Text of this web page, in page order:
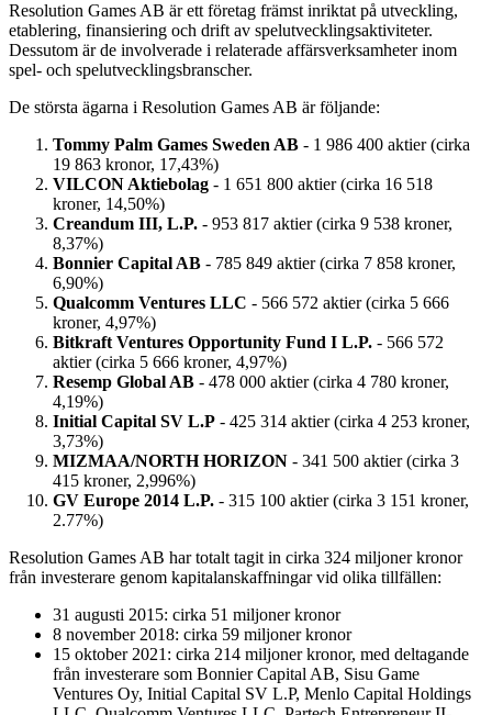
Resolution Games AB är ett företag främst inriktat på utveckling,
etablering, finansiering och drift av spelutvecklingsaktiviteter.
Dessutom är de involverade i relaterade affärsverksamheter inom
spel- och spelutvecklingsbranscher.
De största ägarna i Resolution Games AB är följande:
Tommy Palm Games Sweden AB - 1 986 400 aktier (cirka
19 863 kronor, 17,43%)
VILCON Aktiebolag - 1 651 800 aktier (cirka 16 518
kroner, 14,50%)
Creandum III, L.P. - 953 817 aktier (cirka 9 538 kroner,
8,37%)
Bonnier Capital AB - 785 849 aktier (cirka 7 858 kroner,
6,90%)
Qualcomm Ventures LLC - 566 572 aktier (cirka 5 666
kroner, 4,97%)
Bitkraft Ventures Opportunity Fund I L.P. - 566 572
aktier (cirka 5 666 kroner, 4,97%)
Resemp Global AB - 478 000 aktier (cirka 4 780 kroner,
4,19%)
Initial Capital SV L.P - 425 314 aktier (cirka 4 253 kroner,
3,73%)
MIZMAA/NORTH HORIZON - 341 500 aktier (cirka 3
415 kroner, 2,996%)
GV Europe 2014 L.P. - 315 100 aktier (cirka 3 151 kroner,
2.77%)
Resolution Games AB har totalt tagit in cirka 324 miljoner kronor
från investerare genom kapitalanskaffningar vid olika tillfällen:
31 augusti 2015: cirka 51 miljoner kronor
8 november 2018: cirka 59 miljoner kronor
15 oktober 2021: cirka 214 miljoner kronor, med deltagande
från investerare som Bonnier Capital AB, Sisu Game
Ventures Oy, Initial Capital SV L.P, Menlo Capital Holdings